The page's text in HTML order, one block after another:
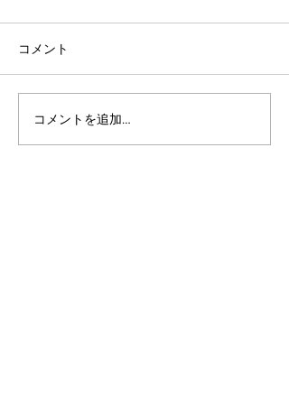
アルゴランドのポスト量
子暗号（PQC）ロードマ
コメント
コメントを追加…